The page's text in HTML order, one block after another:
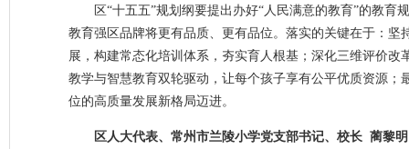
区“十五五”规划 纲要提出办好“人民满意的教育”的教育
教育强区品牌将更有品质、更有品位。落实的关键在于：坚
展，构建常态化培训体系，夯实育人根基；深化三维评价改
教学与智慧教育双轮驱动，让每个孩子享有公平优质资源
位的高质量发展新格局迈进。
区人大代表、常州市兰陵小学党支部书记、校长 蔺黎